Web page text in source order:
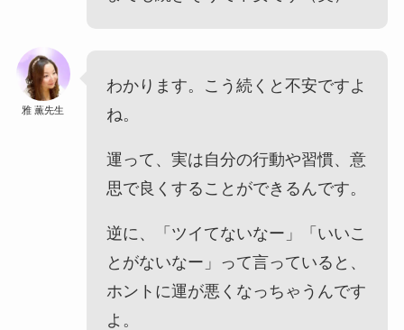
雅 薫先生
わかります。こう続くと不安ですよ
ね。
運って、実は自分の行動や習慣、意
思で良くすることができるんです。
逆に、「ツイてないなー」「いいこ
とがないなー」って言っていると、
ホントに運が悪くなっちゃうんです
よ。